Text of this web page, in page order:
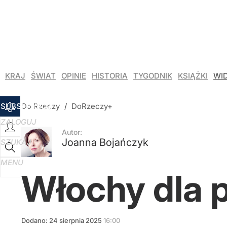
KRAJ ŚWIAT OPINIE HISTORIA TYGODNIK KSIĄŻKI
SUBSKRYBUJ
ZALOGUJ
SZUKAJ
MENU
9
Gadowski: Gdzie poszła polska pomoc na
17
9
Do Rzeczy / DoRzeczy+
Autor:
Joanna Bojańczyk
Włochy dla
Dodano: 24 sierpnia 2025 16:00